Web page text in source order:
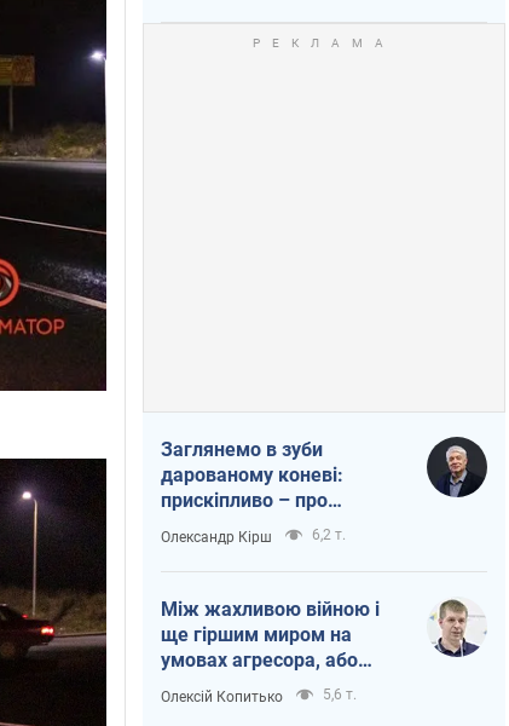
Заглянемо в зуби
дарованому коневі:
прискіпливо – про
допомогу Україні
Олександр Кірш 6,2 т.
Між жахливою війною і
ще гіршим миром на
умовах агресора, або
Безвихідність – теж
Олексій Копитько 5,6 т.